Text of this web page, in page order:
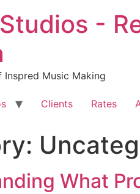
-
Music Making
Clients Rates
What